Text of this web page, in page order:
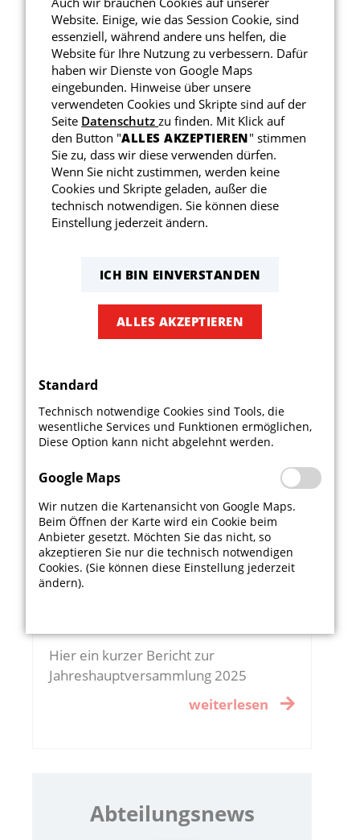
Gesundheitssport
Reha-Sport
Reha-Sportkurse
Vereinsnews
Ehrungstag beim TSV
Am Nikolaustag fand im Vereinsheim
Trattoria da Anthoni eine besondere
Veranstaltung des TSV Schwaikheim
Mitglieder.
weiterlesen
Bericht zur
Hier ein kurzer Bericht zur
Jahreshauptversammlung 2025
weiterlesen
Abteilungsnews
Website. Einige, wie das Session Cookie, sind
essenziell, während andere uns helfen, die
Website für Ihre Nutzung zu verbessern. Dafür
haben wir Dienste von Google Maps
eingebunden. Hinweise über unsere
verwendeten Cookies und Skripte sind auf der
Seite Datenschutzzu finden. Mit Klick auf
den Button "ALLES AKZEPTIEREN" stimmen
Sie zu, dass wir diese verwenden dürfen.
Wenn Sie nicht zustimmen, werden keine
Cookies und Skripte geladen, außer die
technisch notwendigen. Sie können diese
Einstellung jederzeit ändern.
ICH BIN EINVERSTANDEN
ALLES AKZEPTIEREN
Standard
Technisch notwendige Cookies sind Tools, die
wesentliche Services und Funktionen ermöglichen,
Diese Option kann nicht abgelehnt werden.
Google Maps
Wir nutzen die Kartenansicht von Google Maps.
Beim Öffnen der Karte wird ein Cookie beim
Anbieter gesetzt. Möchten Sie das nicht, so
akzeptieren Sie nur die technisch notwendigen
Cookies. (Sie können diese Einstellung jederzeit
ändern).